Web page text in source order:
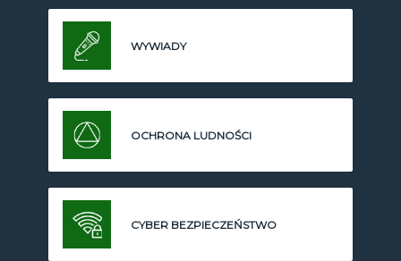
WYWIADY
OCHRONA LUDNOŚCI
CYBER BEZPIECZEŃSTWO